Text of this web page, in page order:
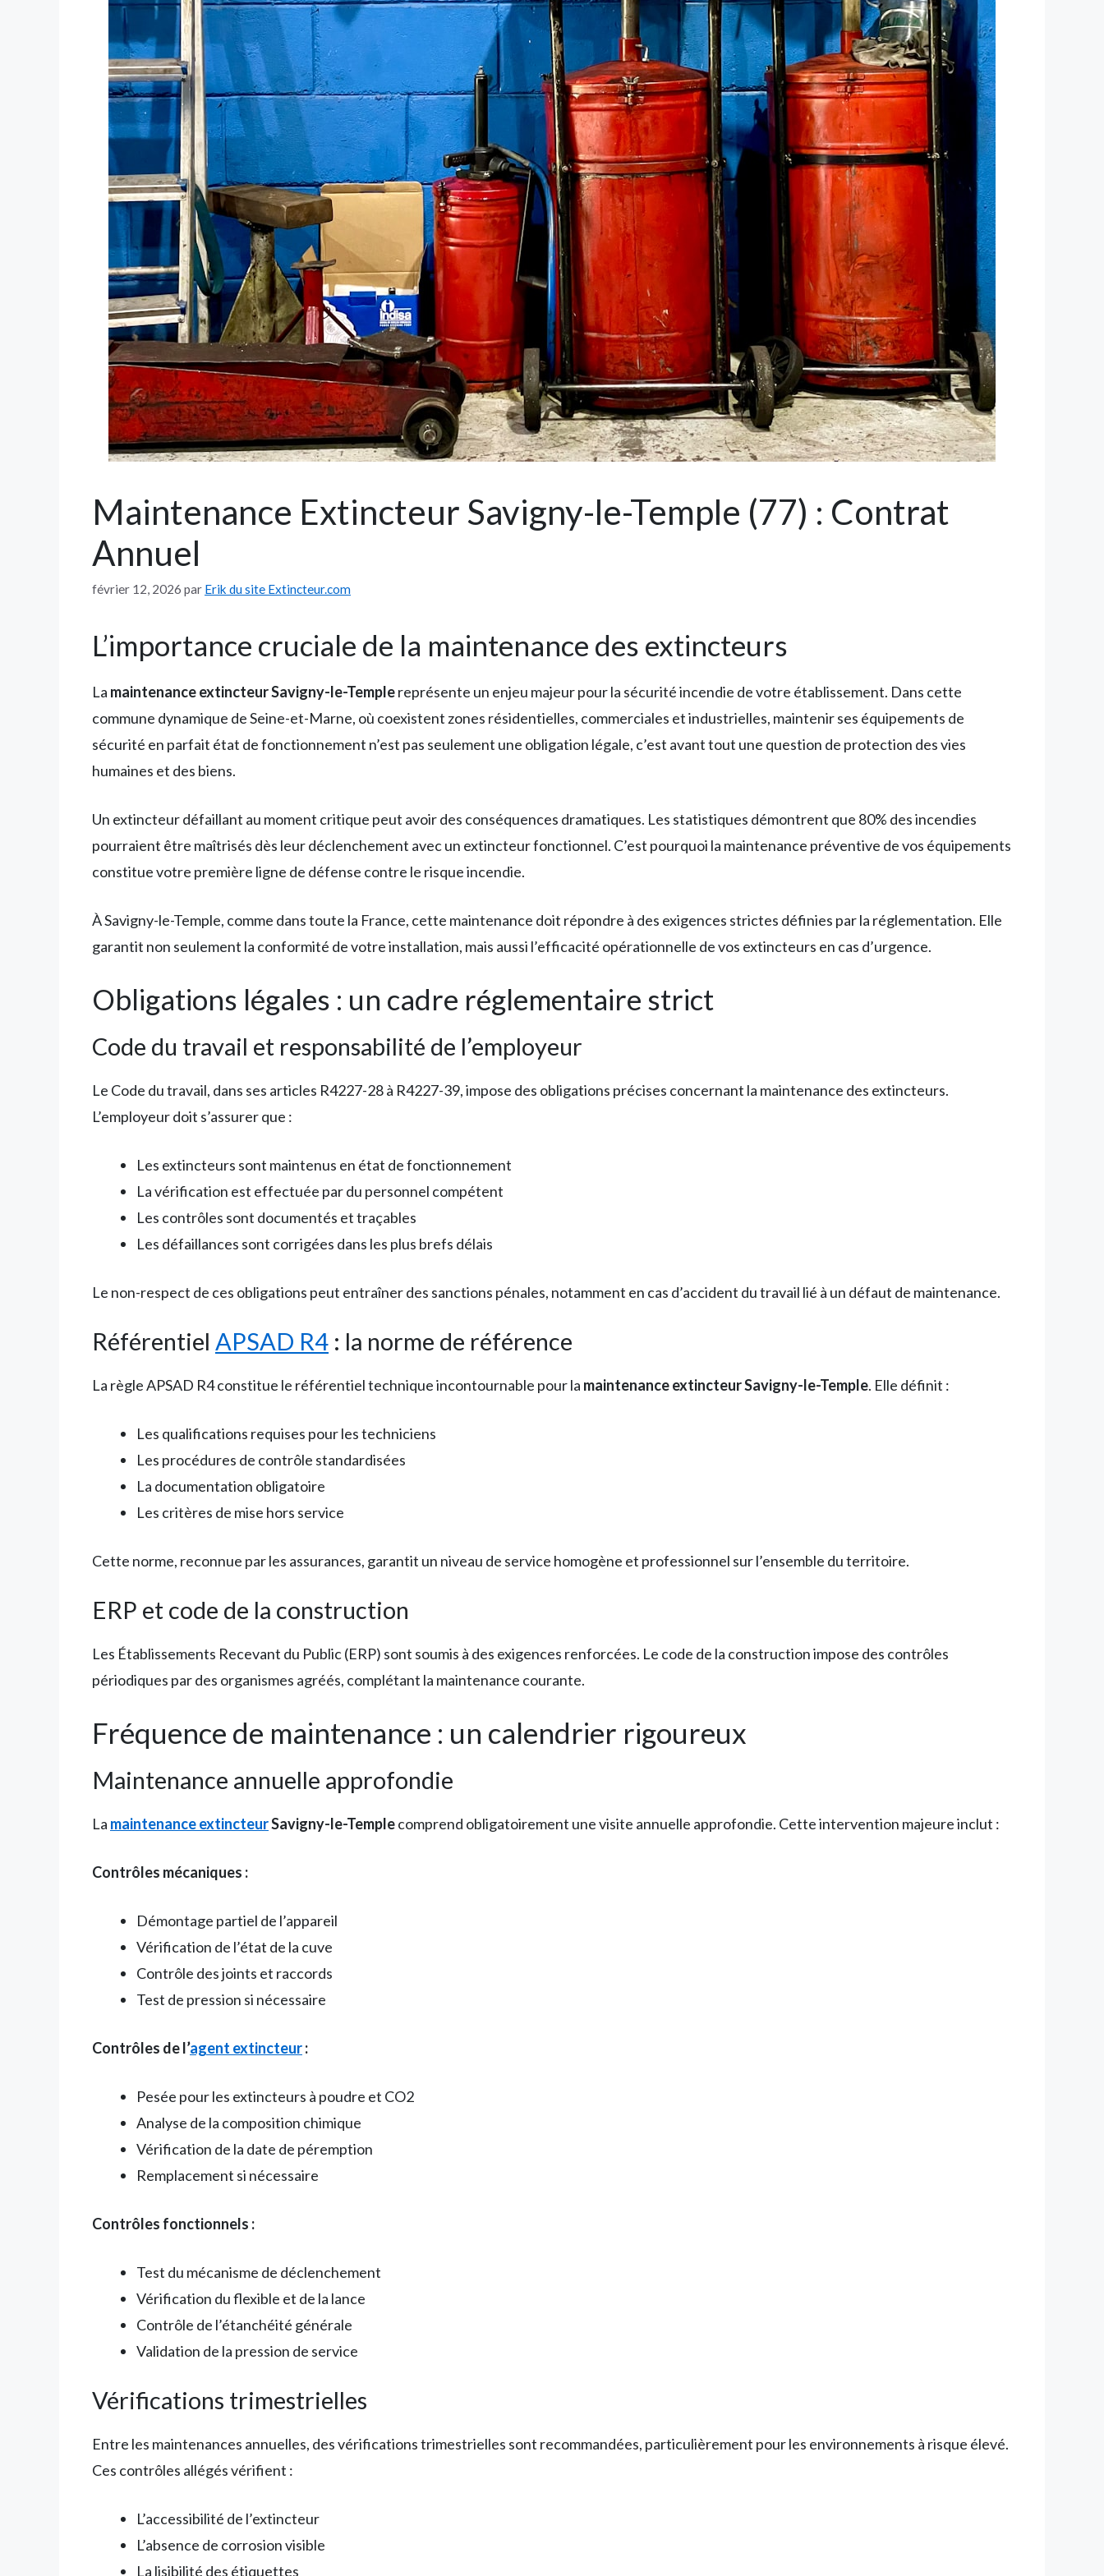
Maintenance Extincteur Savigny-le-Temple (77) : Contrat
Annuel
février 12, 2026 par Erik du site Extincteur.com
L’importance cruciale de la maintenance des extincteurs
La maintenance extincteur Savigny-le-Templereprésente un enjeu majeur pour la sécurité incendie de votre établissement. Dans cette
commune dynamique de Seine-et-Marne, où coexistent zones résidentielles, commerciales et industrielles, maintenir ses équipements de
sécurité en parfait état de fonctionnement n’est pas seulement une obligation légale, c’est avant tout une question de protection des vies
humaines et des biens.
Un extincteur défaillant au moment critique peut avoir des conséquences dramatiques. Les statistiques démontrent que 80% des incendies
pourraient être maîtrisés dès leur déclenchement avec un extincteur fonctionnel. C’est pourquoi la maintenance préventive de vos équipements
constitue votre première ligne de défense contre le risque incendie.
À Savigny-le-Temple, comme dans toute la France, cette maintenance doit répondre à des exigences strictes définies par la réglementation. Elle
garantit non seulement la conformité de votre installation, mais aussi l’efficacité opérationnelle de vos extincteurs en cas d’urgence.
Obligations légales : un cadre réglementaire strict
Code du travail et responsabilité de l’employeur
Le Code du travail, dans ses articles R4227-28 à R4227-39, impose des obligations précises concernant la maintenance des extincteurs.
L’employeur doit s’assurer que :
Les extincteurs sont maintenus en état de fonctionnement
La vérification est effectuée par du personnel compétent
Les contrôles sont documentés et traçables
Les défaillances sont corrigées dans les plus brefs délais
Le non-respect de ces obligations peut entraîner des sanctions pénales, notamment en cas d’accident du travail lié à un défaut de maintenance.
Référentiel APSAD R4 : la norme de référence
La règle APSAD R4 constitue le référentiel technique incontournable pour la maintenance extincteur Savigny-le-Temple. Elle définit :
Les qualifications requises pour les techniciens
Les procédures de contrôle standardisées
La documentation obligatoire
Les critères de mise hors service
Cette norme, reconnue par les assurances, garantit un niveau de service homogène et professionnel sur l’ensemble du territoire.
ERP et code de la construction
Les Établissements Recevant du Public (ERP) sont soumis à des exigences renforcées. Le code de la construction impose des contrôles
périodiques par des organismes agréés, complétant la maintenance courante.
Fréquence de maintenance : un calendrier rigoureux
Maintenance annuelle approfondie
La maintenance extincteurSavigny-le-Templecomprend obligatoirement une visite annuelle approfondie. Cette intervention majeure inclut :
Contrôles mécaniques :
Démontage partiel de l’appareil
Vérification de l’état de la cuve
Contrôle des joints et raccords
Test de pression si nécessaire
Contrôles de l’agent extincteur:
Pesée pour les extincteurs à poudre et CO2
Analyse de la composition chimique
Vérification de la date de péremption
Remplacement si nécessaire
Contrôles fonctionnels :
Test du mécanisme de déclenchement
Vérification du flexible et de la lance
Contrôle de l’étanchéité générale
Validation de la pression de service
Vérifications trimestrielles
Entre les maintenances annuelles, des vérifications trimestrielles sont recommandées, particulièrement pour les environnements à risque élevé.
Ces contrôles allégés vérifient :
L’accessibilité de l’extincteur
L’absence de corrosion visible
La lisibilité des étiquettes